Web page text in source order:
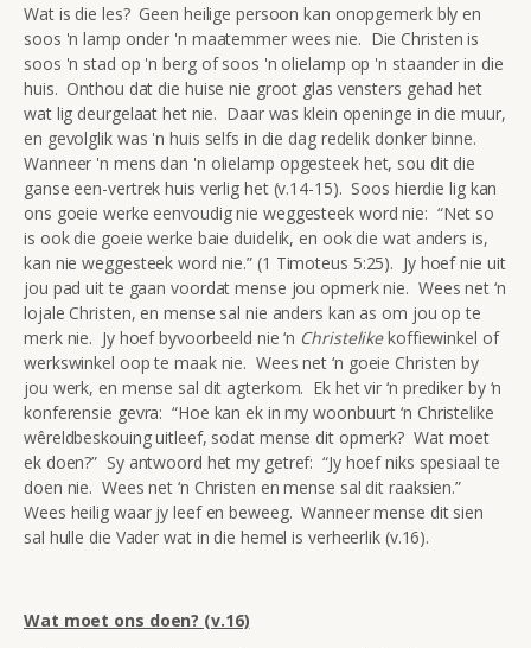
Wat is die les? Geen heilige persoon kan onopgemerk bly en
soos 'n lamp onder 'n maatemmer wees nie. Die Christen is
soos 'n stad op 'n berg of soos 'n olielamp op 'n staander in die
huis. Onthou dat die huise nie groot glas vensters gehad het
wat lig deurgelaat het nie. Daar was klein openinge in die muur,
en gevolglik was 'n huis selfs in die dag redelik donker binne.
Wanneer 'n mens dan 'n olielamp opgesteek het, sou dit die
ganse een-vertrek huis verlig het (v.14-15). Soos hierdie lig kan
ons goeie werke eenvoudig nie weggesteek word nie: “Net so
is ook die goeie werke baie duidelik, en ook die wat anders is,
kan nie weggesteek word nie.” (1 Timoteus 5:25). Jy hoef nie uit
jou pad uit te gaan voordat mense jou opmerk nie. Wees net ‘n
lojale Christen, en mense sal nie anders kan as om jou op te
merk nie. Jy hoef byvoorbeeld nie ‘n Christelikekoffiewinkel of
werkswinkel oop te maak nie. Wees net ‘n goeie Christen by
jou werk, en mense sal dit agterkom. Ek het vir ‘n prediker by ‘n
konferensie gevra: “Hoe kan ek in my woonbuurt ‘n Christelike
wêreldbeskouing uitleef, sodat mense dit opmerk? Wat moet
ek doen?” Sy antwoord het my getref: “Jy hoef niks spesiaal te
doen nie. Wees net ‘n Christen en mense sal dit raaksien.”
Wees heilig waar jy leef en beweeg. Wanneer mense dit sien
sal hulle die Vader wat in die hemel is verheerlik (v.16).
Wat moet ons doen? (v.16)